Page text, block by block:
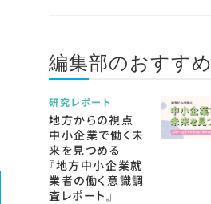
編集部のおすすめ
研究レポート
地方からの視点
中小企業で働く未
来を見つめる
『地方中小企業就
業者の働く意識調
査レポート』